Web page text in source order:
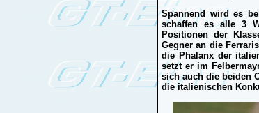
Spannend wird es
schaffen es alle 3
Positionen der
Gegner an die
die Phalanx der
setzt er im
sich auch die beiden
die italienischen